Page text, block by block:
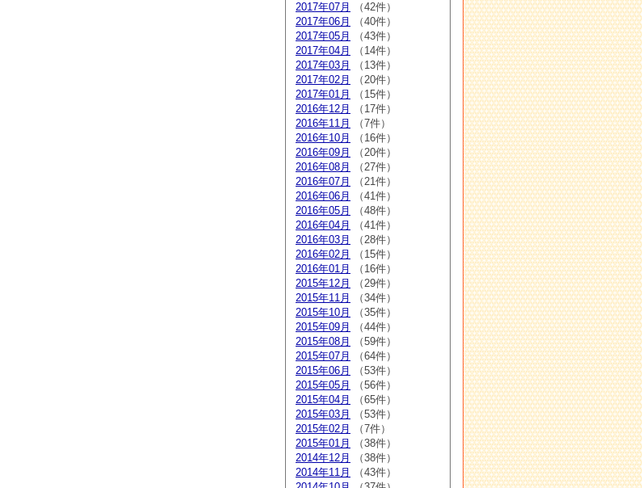
2017年07月
（42件）
2017年06月
（40件）
2017年05月
（43件）
2017年04月
（14件）
2017年03月
（13件）
2017年02月
（20件）
2017年01月
（15件）
2016年12月
（17件）
2016年11月
（7件）
2016年10月
（16件）
2016年09月
（20件）
2016年08月
（27件）
2016年07月
（21件）
2016年06月
（41件）
2016年05月
（48件）
2016年04月
（41件）
2016年03月
（28件）
2016年02月
（15件）
2016年01月
（16件）
2015年12月
（29件）
2015年11月
（34件）
2015年10月
（35件）
2015年09月
（44件）
2015年08月
（59件）
2015年07月
（64件）
2015年06月
（53件）
2015年05月
（56件）
2015年04月
（65件）
2015年03月
（53件）
2015年02月
（7件）
2015年01月
（38件）
2014年12月
（38件）
2014年11月
（43件）